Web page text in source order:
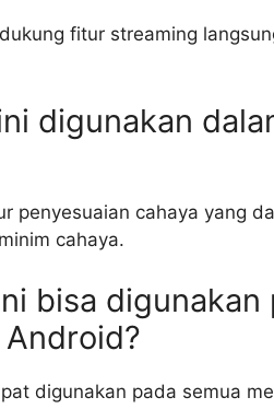
fitur streaming
digunakan
penyesuaian cahaya yang
cahaya.
bisa digunakan
digunakan pada semua